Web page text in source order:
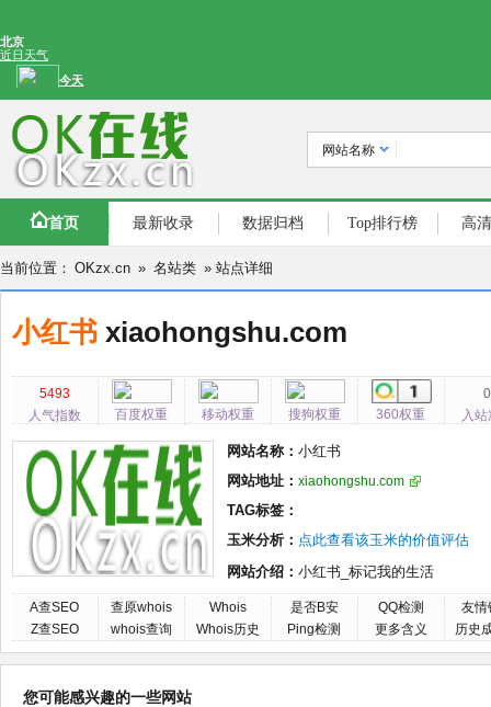
网站名称
首页 最新收录 数据归档 Top排行榜 高
当前位置： OKzx.cn » 名站类 » 站点详细
小红书 xiaohongshu.com
5493
人气指数
百度权重 移动权重 搜狗权重 360权重
0
入
网站名称： 小红书
网站地址： xiaohongshu.com
TAG标签：
玉米分析： 点此查看该玉米的价值评估
网站介绍： 小红书_标记我的生活
A查SEO
Z查SEO
查原whois
whois查询
Whois
Whois历史
是否B安
Ping检测
QQ检测
更多含义
友情
历史
您可能感兴趣的一些网站